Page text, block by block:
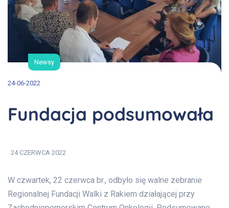
Newsy
24-06-2022
Fundacja podsumowała
24 CZERWCA 2022
W czwartek, 22 czerwca br., odbyło się walne zebranie
Regionalnej Fundacji Walki z Rakiem działającej przy